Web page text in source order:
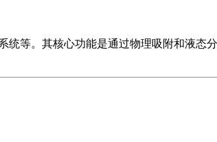
等。其核心功能是通过物理吸附和液态